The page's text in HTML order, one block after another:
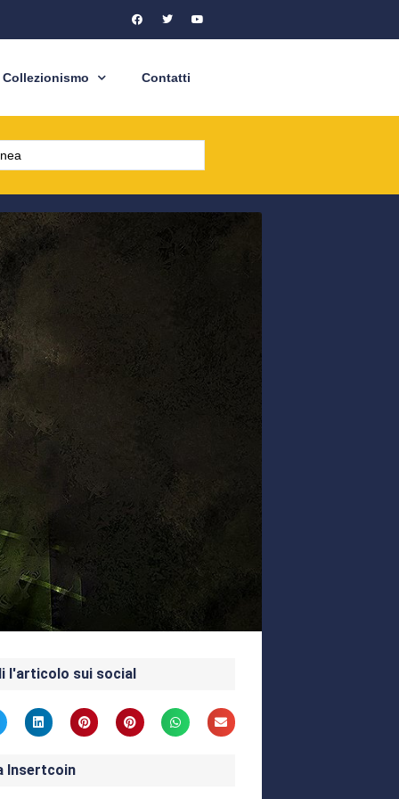
Collezionismo Contatti
l'articolo sui social
Insertcoin